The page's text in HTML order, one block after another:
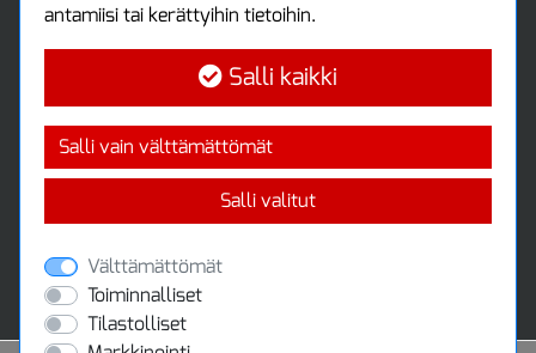
Tuottajankatu 13
Uutiskirje
Tilaa maksuton uutiskirjeemme
antamiisi tai kerättyihin tietoihin.
Salli kaikki
Salli vain välttämättömät
Salli valitut
Välttämättömät
Toiminnalliset
Tilastolliset